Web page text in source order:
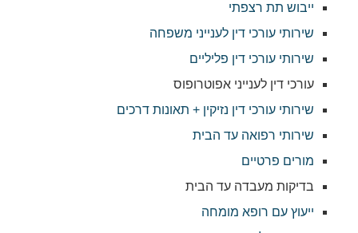
ייבוש תת רצפתי
שירותי עורכי דין לענייני משפחה
שירותי עורכי דין פליליים
עורכי דין לענייני אפוטרופוס
שירותי עורכי דין נזיקין + תאונות דרכים
שירותי רפואה עד הבית
מורים פרטיים
בדיקות מעבדה עד הבית
ייעוץ עם רופא מומחה